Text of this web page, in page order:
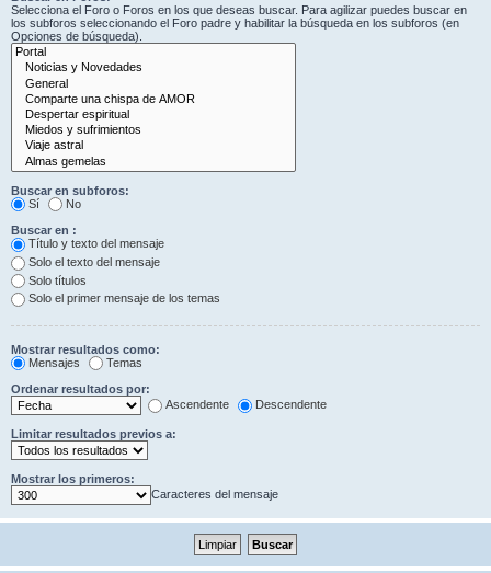
Selecciona el Foro o Foros en los que deseas buscar. Para agilizar puedes buscar en
los subforos seleccionando el Foro padre y habilitar la búsqueda en los subforos (en
Opciones de búsqueda).
Buscar en subforos:
Sí
No
Buscar en :
Título y texto del mensaje
Solo el texto del mensaje
Solo títulos
Solo el primer mensaje de los temas
Mostrar resultados como:
Mensajes
Temas
Ordenar resultados por:
Ascendente
Descendente
Limitar resultados previos a:
Mostrar los primeros:
Caracteres del mensaje